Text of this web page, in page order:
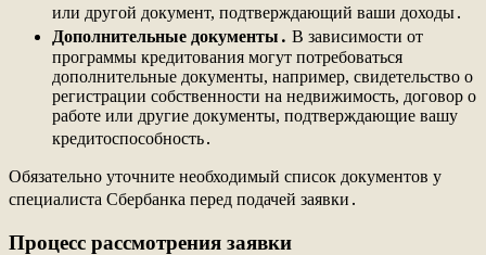
или другой документ, подтверждающий ваши доходы․
Дополнительные документы․ В зависимости от
программы кредитования могут потребоваться
дополнительные документы, например, свидетельство о
регистрации собственности на недвижимость, договор о
работе или другие документы, подтверждающие вашу
кредитоспособность․
Обязательно уточните необходимый список документов у
специалиста Сбербанка перед подачей заявки․
Процесс рассмотрения заявки